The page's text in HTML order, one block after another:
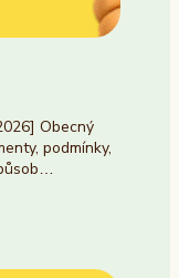
Obecný
podmínky,